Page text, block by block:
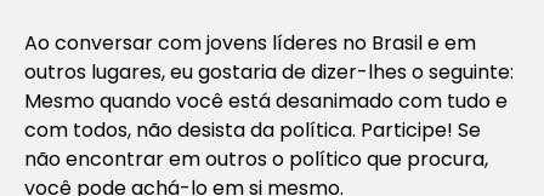
Ao conversar com jovens líderes no Brasil e em
outros lugares, eu gostaria de dizer-lhes o seguinte:
Mesmo quando você está desanimado com tudo e
com todos, não desista da política. Participe! Se
não encontrar em outros o político que procura,
você pode achá-lo em si mesmo.